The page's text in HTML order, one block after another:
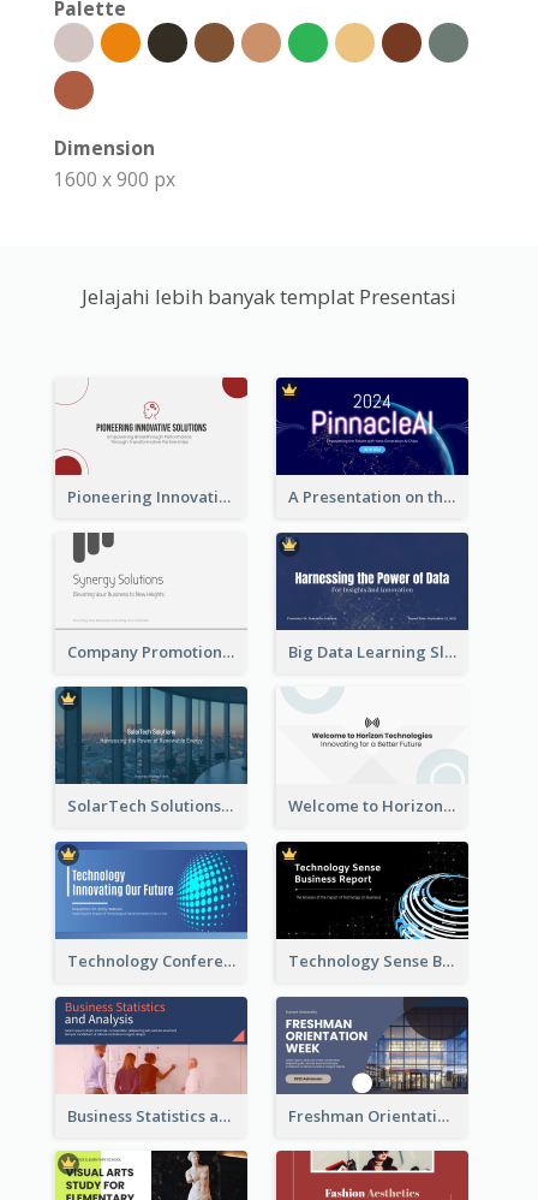
Palette
Dimension
1600 x 900 px
Jelajahi lebih banyak templat Presentasi
Pioneering Innovative Solutions Company Overview A Presentation on the Revolutionary Development of AI Chips
Company Promotion Presentation Big Data Learning Slide
SolarTech Solutions Company Overview Welcome to Horizon Technologies- Innovating for a Better Future
Technology Conference Presentation Technology Sense Business Report
Business Statistics and Analysis Presentation Freshman Orientation Week Presentation